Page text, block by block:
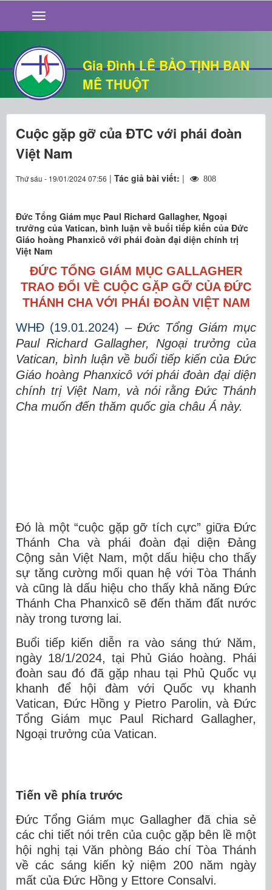
Gia Đình LÊ BẢO TỊNH BAN
MÊ THUỘT
GIỚI THIỆU
TIN TỨC
SỐNG ĐẠO
CHUYỆN NHÀ
QUÁN VĂN
THƯ GIÃN
Cuộc gặp gỡ của ĐTC với phái đoàn
Việt Nam
Thứ sáu - 19/01/2024 07:56 | Tác giả bài viết: | 808
Đức Tổng Giám mục Paul Richard Gallagher, Ngoại
trưởng của Vatican, bình luận về buổi tiếp kiến của Đức
Giáo hoàng Phanxicô với phái đoàn đại diện chính trị
Việt Nam
ĐỨC TỔNG GIÁM MỤC GALLAGHER
TRAO ĐỔI VỀ CUỘC GẶP GỠ CỦA ĐỨC
THÁNH CHA VỚI PHÁI ĐOÀN VIỆT NAM
WHĐ (19.01.2024) –Đức Tổng Giám mục
Paul Richard Gallagher, Ngoại trưởng của
Vatican, bình luận về buổi tiếp kiến của Đức
Giáo hoàng Phanxicô với phái đoàn đại diện
chính trị Việt Nam, và nói rằng Đức Thánh
Cha muốn đến thăm quốc gia châu Á này.
Đó là một “cuộc gặp gỡ tích cực” giữa Đức
Thánh Cha và phái đoàn đại diện Đảng
Cộng sản Việt Nam, một dấu hiệu cho thấy
sự tăng cường mối quan hệ với Tòa Thánh
và cũng là dấu hiệu cho thấy khả năng Đức
Thánh Cha Phanxicô sẽ đến thăm đất nước
này trong tương lai.
Buổi tiếp kiến diễn ra vào sáng thứ Năm,
ngày 18/1/2024, tại Phủ Giáo hoàng. Phái
đoàn sau đó đã gặp nhau tại Phủ Quốc vụ
khanh để hội đàm với Quốc vụ khanh
Vatican, Đức Hồng y Pietro Parolin, và Đức
Tổng Giám mục Paul Richard Gallagher,
Ngoại trưởng của Vatican.
Tiến về phía trước
Đức Tổng Giám mục Gallagher đã chia sẻ
các chi tiết nói trên của cuộc gặp bên lề một
hội nghị tại Văn phòng Báo chí Tòa Thánh
về các sáng kiến kỷ niệm 200 năm ngày
mất của Đức Hồng y Ettore Consalvi.